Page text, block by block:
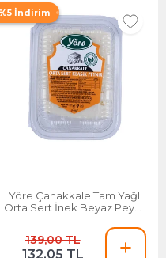
%5 İndirim
Yöre Çanakkale Tam Yağlı
Orta Sert İnek Beyaz Peynir
139,00 TL
132,05 TL